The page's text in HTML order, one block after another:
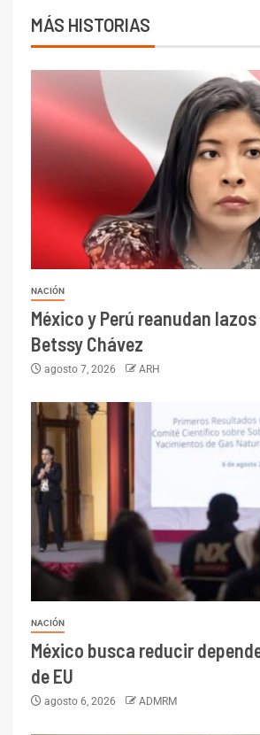
MÁS HISTORIAS
NACIÓN
México y Perú reanudan
Betssy Chávez
agosto 7, 2026 ARH
NACIÓN
México busca reducir
de EU
agosto 6, 2026 ADMRM